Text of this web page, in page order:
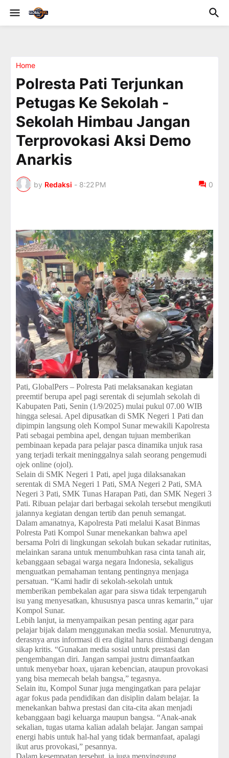
Home
Polresta Pati Terjunkan
Petugas Ke Sekolah -
Sekolah Himbau Jangan
Terprovokasi Aksi Demo
Anarkis
by Redaksi - 8:22 PM 0
Pati, GlobalPers – Polresta Pati melaksanakan kegiatan
preemtif berupa apel pagi serentak di sejumlah sekolah di
Kabupaten Pati, Senin (1/9/2025) mulai pukul 07.00 WIB
hingga selesai. Apel dipusatkan di SMK Negeri 1 Pati dan
dipimpin langsung oleh Kompol Sunar mewakili Kapolresta
Pati sebagai pembina apel, dengan tujuan memberikan
pembinaan kepada para pelajar pasca dinamika unjuk rasa
yang terjadi terkait meninggalnya salah seorang pengemudi
ojek online (ojol).
Selain di SMK Negeri 1 Pati, apel juga dilaksanakan
serentak di SMA Negeri 1 Pati, SMA Negeri 2 Pati, SMA
Negeri 3 Pati, SMK Tunas Harapan Pati, dan SMK Negeri 3
Pati. Ribuan pelajar dari berbagai sekolah tersebut mengikuti
jalannya kegiatan dengan tertib dan penuh semangat.
Dalam amanatnya, Kapolresta Pati melalui Kasat Binmas
Polresta Pati Kompol Sunar menekankan bahwa apel
bersama Polri di lingkungan sekolah bukan sekadar rutinitas,
melainkan sarana untuk menumbuhkan rasa cinta tanah air,
kebanggaan sebagai warga negara Indonesia, sekaligus
menguatkan pemahaman tentang pentingnya menjaga
persatuan. “Kami hadir di sekolah-sekolah untuk
memberikan pembekalan agar para siswa tidak terpengaruh
isu yang menyesatkan, khususnya pasca unras kemarin,” ujar
Kompol Sunar.
Lebih lanjut, ia menyampaikan pesan penting agar para
pelajar bijak dalam menggunakan media sosial. Menurutnya,
derasnya arus informasi di era digital harus diimbangi dengan
sikap kritis. “Gunakan media sosial untuk prestasi dan
pengembangan diri. Jangan sampai justru dimanfaatkan
untuk menyebar hoax, ujaran kebencian, ataupun provokasi
yang bisa memecah belah bangsa,” tegasnya.
Selain itu, Kompol Sunar juga mengingatkan para pelajar
agar fokus pada pendidikan dan disiplin dalam belajar. Ia
menekankan bahwa prestasi dan cita-cita akan menjadi
kebanggaan bagi keluarga maupun bangsa. “Anak-anak
sekalian, tugas utama kalian adalah belajar. Jangan sampai
energi habis untuk hal-hal yang tidak bermanfaat, apalagi
ikut arus provokasi,” pesannya.
Dalam kesempatan tersebut, ia juga menyinggung